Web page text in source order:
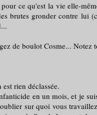
ce qu'est la vie elle-
brutes gronder contre lui
de boulot Cosme... Notez
rien déclassée.
en un mois, et je
sur quoi vous